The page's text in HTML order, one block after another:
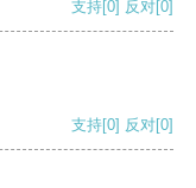
支持[0] 反对[0]
支持[0] 反对[0]